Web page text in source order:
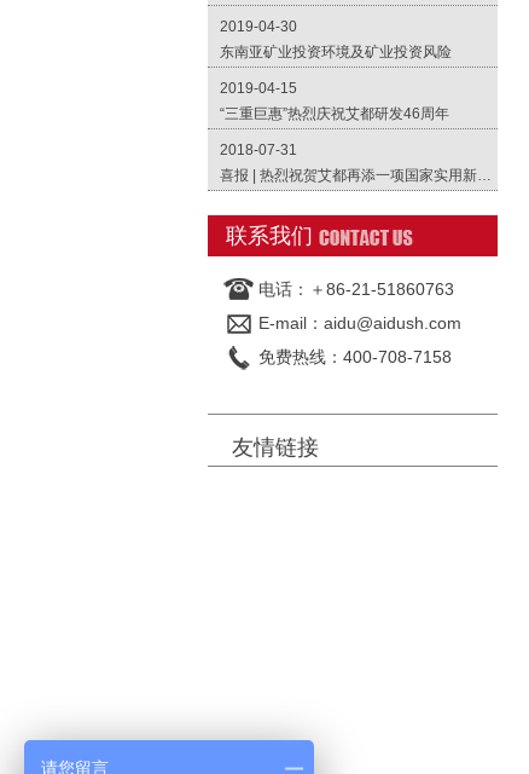
2019-04-30
东南亚矿业投资环境及矿业投资风险
2019-04-15
“三重巨惠”热烈庆祝艾都研发46周年
2018-07-31
喜报 | 热烈祝贺艾都再添一项国家实用新型专利
联系我们
电话：＋86-21-51860763
E-mail：aidu@aidush.com
免费热线：400-708-7158
友情链接
请您留言